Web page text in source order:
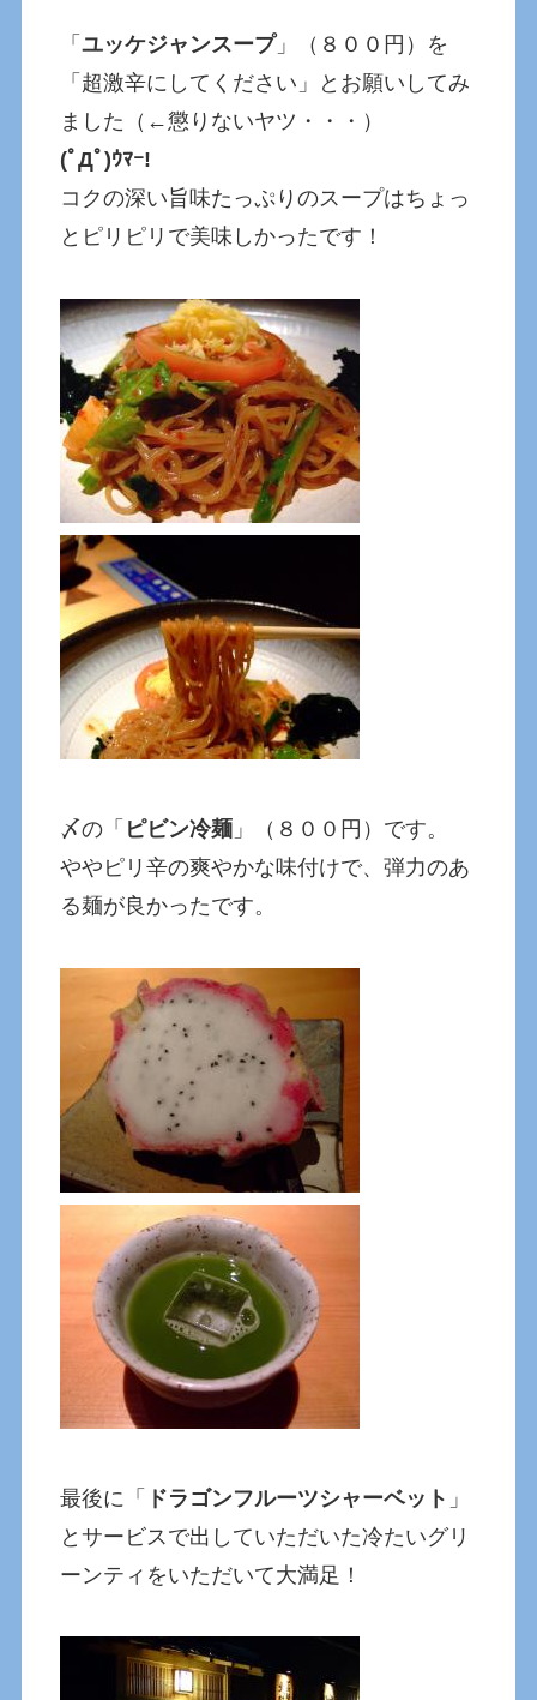
「ユッケジャンスープ」（８００円）を
「超激辛にしてください」とお願いしてみ
ました（←懲りないヤツ・・・）
(ﾟДﾟ)ｳﾏｰ!
コクの深い旨味たっぷりのスープはちょっ
とピリピリで美味しかったです！
〆の「 ピビン冷麺 」（８００円）です。
ややピリ辛の爽やかな味付けで、弾力のあ
る麺が良かったです。
最後に「 ドラゴンフルーツシャーベット 」
とサービスで出していただいた冷たいグリ
ーンティをいただいて大満足！